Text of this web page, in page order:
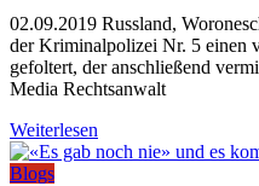
02.09.2019 Russland,
der Kriminalpolizei Nr. 5 einen
gefoltert, der anschließend
Media Rechtsanwalt
Weiterlesen
Blogs